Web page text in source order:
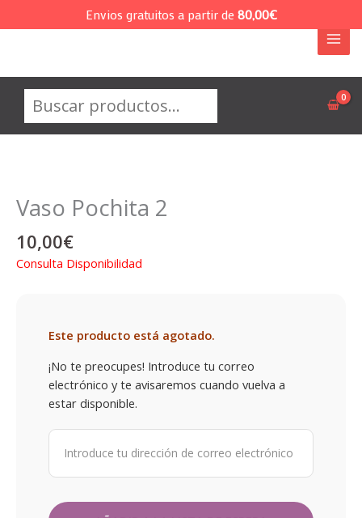
al
Buscar
Vaso Pochita 2
10,00€
Consulta Disponibilidad
Este producto está agotado.
¡No te preocupes! Introduce tu correo
electrónico y te avisaremos cuando vuelva a
estar disponible.
Envios gratuitos a partir de 80,00€